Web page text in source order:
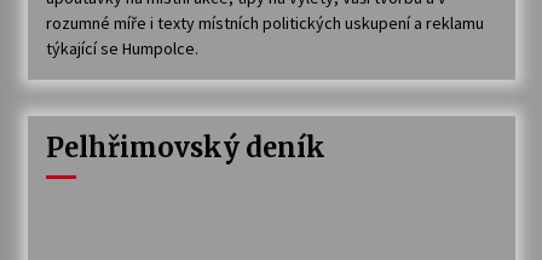
rozumné míře i texty místních politických uskupení a reklamu
týkající se Humpolce.
Pelhřimovský deník